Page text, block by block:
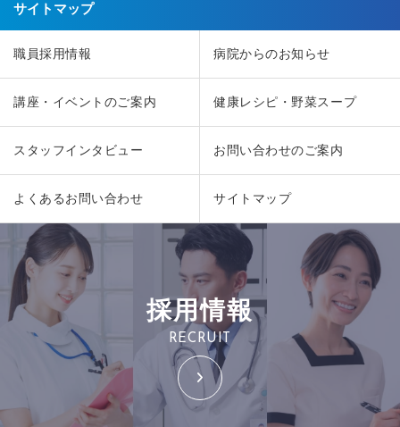
サイトマップ
職員採用情報 病院からのお知らせ
講座・イベントのご案内 健康レシピ・野菜スープ
スタッフインタビュー お問い合わせのご案内
よくあるお問い合わせ サイトマップ
採用情報
RECRUIT